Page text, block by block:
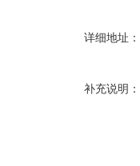
详细地址：
补充说明：